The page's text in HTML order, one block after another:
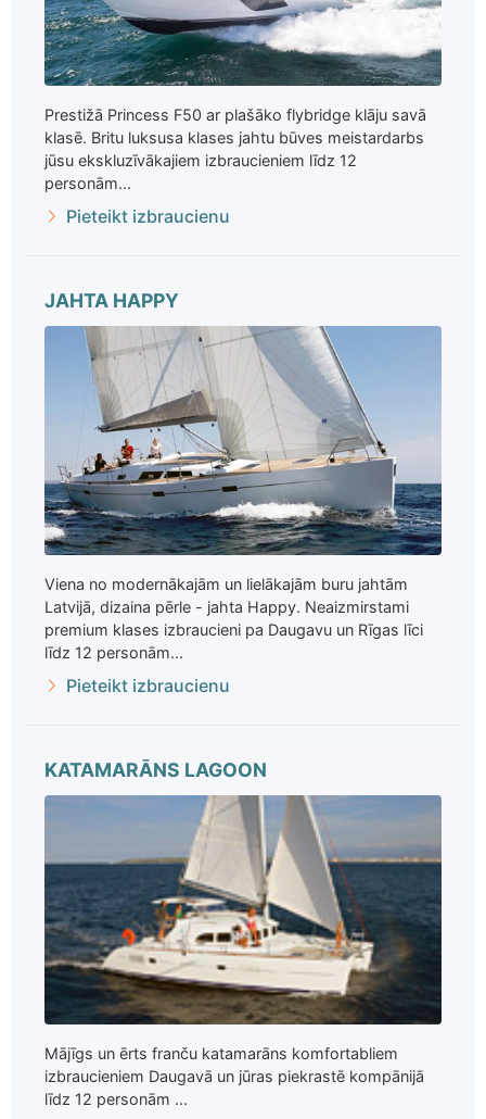
Prestižā Princess F50 ar plašāko flybridge klāju savā
klasē. Britu luksusa klases jahtu būves meistardarbs
jūsu ekskluzīvākajiem izbraucieniem līdz 12
personām...
Pieteikt izbraucienu
JAHTA HAPPY
Viena no modernākajām un lielākajām buru jahtām
Latvijā, dizaina pērle - jahta Happy. Neaizmirstami
premium klases izbraucieni pa Daugavu un Rīgas līci
līdz 12 personām...
Pieteikt izbraucienu
KATAMARĀNS LAGOON
Mājīgs un ērts franču katamarāns komfortabliem
izbraucieniem Daugavā un jūras piekrastē kompānijā
līdz 12 personām ...